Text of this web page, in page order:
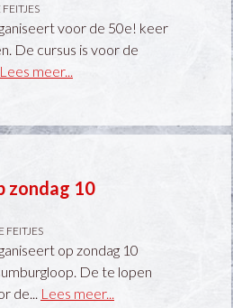
voor de 50e! keer
De cursus is voor de
Lees meer...
zondag 10
FEITJES
op zondag 10
De te lopen
de... Lees meer...